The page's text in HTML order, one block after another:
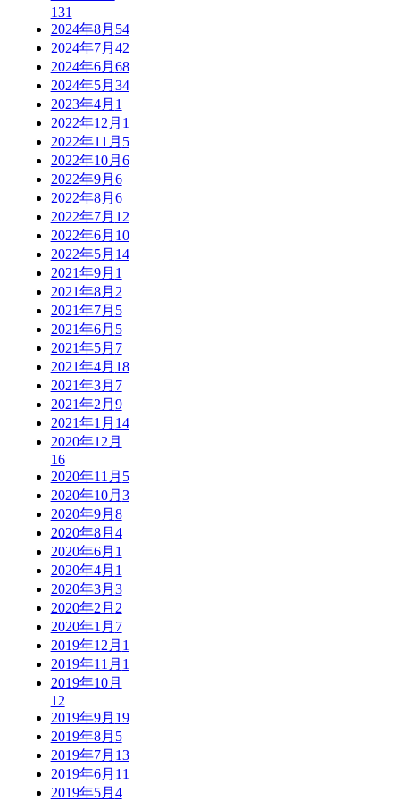
131
2024年8月 54
2024年7月 42
2024年6月 68
2024年5月 34
2023年4月 1
2022年12月 1
2022年11月 5
2022年10月 6
2022年9月 6
2022年8月 6
2022年7月 12
2022年6月 10
2022年5月 14
2021年9月 1
2021年8月 2
2021年7月 5
2021年6月 5
2021年5月 7
2021年4月 18
2021年3月 7
2021年2月 9
2021年1月 14
2020年12月
16
2020年11月 5
2020年10月 3
2020年9月 8
2020年8月 4
2020年6月 1
2020年4月 1
2020年3月 3
2020年2月 2
2020年1月 7
2019年12月 1
2019年11月 1
2019年10月
12
2019年9月 19
2019年8月 5
2019年7月 13
2019年6月 11
2019年5月 4